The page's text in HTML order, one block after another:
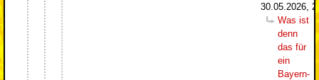
30.05.2026,
Was ist
denn
das für
ein
Bayern-